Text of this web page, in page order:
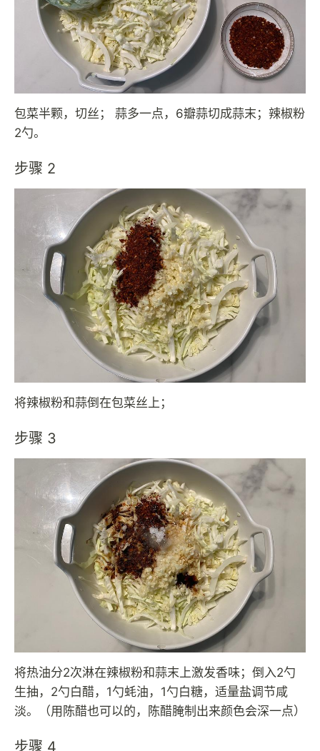
包菜半颗，切丝； 蒜多一点，6瓣蒜切成蒜末；辣椒粉
2勺。
步骤 2
将辣椒粉和蒜倒在包菜丝上；
步骤 3
将热油分2次淋在辣椒粉和蒜末上激发香味；倒入2勺
生抽，2勺白醋，1勺蚝油，1勺白糖，适量盐调节咸
淡。（用陈醋也可以的，陈醋腌制出来颜色会深一点）
步骤 4